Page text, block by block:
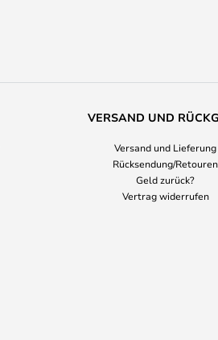
VERSAND UND
Versand und Lieferung
Rücksendung/Retouren
Geld zurück?
Vertrag widerrufen